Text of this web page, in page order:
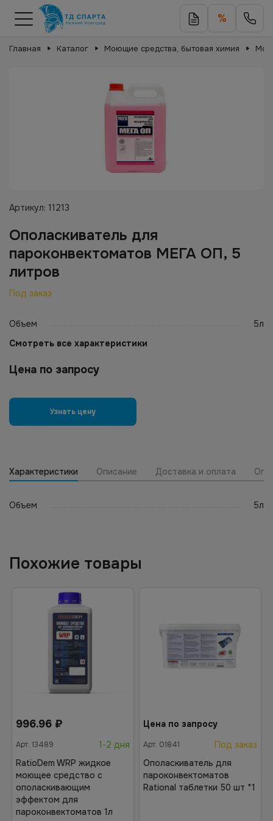
%
Главная Каталог Моющие средства, бытовая химия
Артикул: 11213
Ополаскиватель для
пароконвектоматов МЕГА ОП, 5
литров
Под заказ
Объем
5л
Смотреть все характеристики
Цена по запросу
Узнать цену
Характеристики Описание Доставка и оплата
Объем 5л
Похожие товары
996.96 ₽
Арт. 13489
1-2 дня
RatioDem WRP жидкое
моющее средство с
ополаскивающим
эффектом для
пароконвектоматов 1л
Цена по запросу
Арт. 01841
Под заказ
Ополаскиватель для
пароконвектоматов
Rational таблетки 50 шт *1